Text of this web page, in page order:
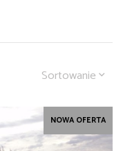
Sortowanie
NOWA OFERTA